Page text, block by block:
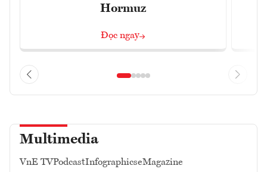
Hormuz
Đọc ngay
Multimedia
VnE TVPodcastInfographicseMagazine